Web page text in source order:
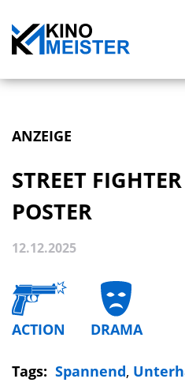
ANZEIGE
STREET
POSTER
12.12.2025
ACTION DRAMA
Tags: Spannend,